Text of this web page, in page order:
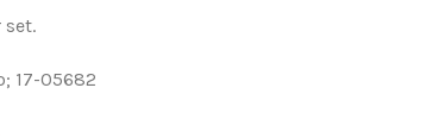
set.
17-05682